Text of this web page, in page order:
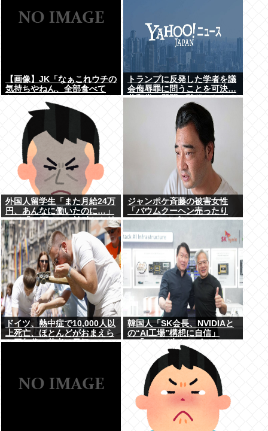
【画像】JK「なぁこれウチの
気持ちやねん、全部食べて
トランプに反発した学者を議
会侮辱罪に問うことを可決…
共和党の質問に黙秘したため
外国人留学生「また月給24万
円、あんなに働いたのに…」
ワイ「18万」→…論破した結
果ｗｗｗ
ジャンポケ斉藤の被害女性
「バウムクーヘン売ったり
TikTokライブしててムカつい
たから示談しなかった」←こ
れ
ドイツ、熱中症で10,000人以
上死亡、ほとんどがおまえら
と同年代、若者は元気
韓国人「SK会長、NVIDIAと
の“AI工場”構想に自信」
→「これが生きたビジネス